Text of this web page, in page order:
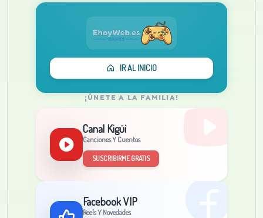
IR AL INICIO
¡ÚNETE A LA FAMILIA!
Canal Kigüi
Canciones Y Cuentos
SUSCRIBIRME GRATIS
Facebook VIP
Reels Y Novedades